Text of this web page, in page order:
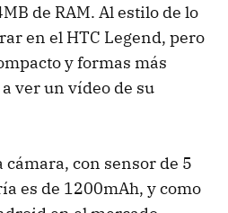
de RAM. Al estilo de lo
en el HTC Legend, pero
y formas más
ver un vídeo de su
con sensor de 5
es de 1200mAh, y como